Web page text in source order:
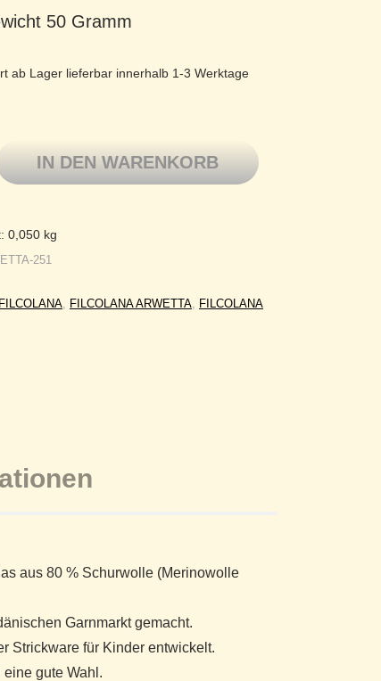
50 Gramm
ab Lager lieferbar innerhalb 1-3 Werktage
Merinowolle mit Nylon superwash 251 Electric Yellow
IN DEN WARENKORB
0,050 kg
251
FILCOLANA FILCOLANA ARWETTA
FILCOLANA
aus 80 % Schurwolle (Merinowolle
Garnmarkt gemacht.
Strickware für Kinder entwickelt.
gute Wahl.